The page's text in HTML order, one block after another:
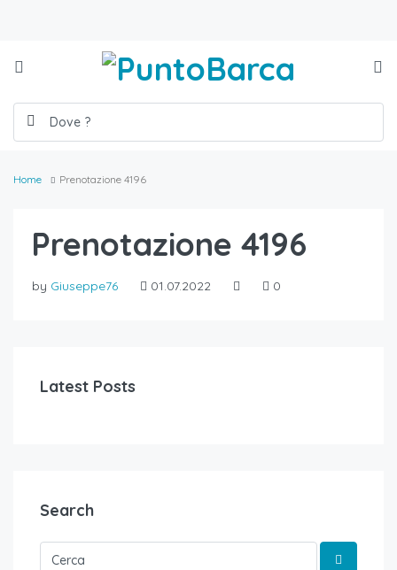
Home Prenotazione 4196
Prenotazione 4196
by Giuseppe76 01.07.2022 0
Latest Posts
Search